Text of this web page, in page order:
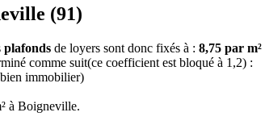
(91)
plafonds de loyers sont donc fixés à : 8,75 par m²
comme suit(ce coefficient est bloqué à 1,2) :
immobilier)
à Boigneville.